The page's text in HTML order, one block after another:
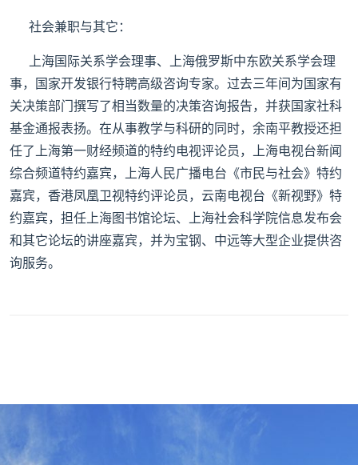
社会兼职与其它：
上海国际关系学会理事、上海俄罗斯中东欧关系学会理
事，国家开发银行特聘高级咨询专家。过去三年间为国家有
关决策部门撰写了相当数量的决策咨询报告，并获国家社科
基金通报表扬。在从事教学与科研的同时，余南平教授还担
任了上海第一财经频道的特约电视评论员，上海电视台新闻
综合频道特约嘉宾，上海人民广播电台《市民与社会》特约
嘉宾，香港凤凰卫视特约评论员，云南电视台《新视野》特
约嘉宾，担任上海图书馆论坛、上海社会科学院信息发布会
和其它论坛的讲座嘉宾，并为宝钢、中远等大型企业提供咨
询服务。